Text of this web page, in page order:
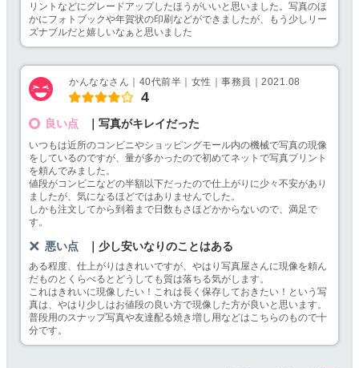
リントなどにグレードアップしたほうがいいと思いました。写真のほ
かにフォトブックや年賀状の印刷などができましたが、もう少しリー
ズナブルだと嬉しいなぁと思いました
かんななさん｜40代前半｜女性｜事務員｜2021.08
4
良い点 ｜写真がキレイだった
いつもは近所のコンビニやショッピングモール内の機械で写真の現像
をしているのですが、量が多かったので初めてネットで写真プリント
を頼んでみました。
値段がコンビニなどの半額以下だったので仕上がりに少々不安があり
ましたが、気になるほどではありませんでした。
しかも注文してから到着まで日数もさほどかからないので、満足で
す。
悪い点 ｜少し安いなりのことはある
ある程度、仕上がりはきれいですが、やはり写真屋さんに現像を頼ん
だものとくらべるとどうしても質は落ちる気がします。
これはきれいに現像したい！これは長く保存しておきたい！という写
真は、やはり少しはお値段の良い方で現像した方が良いと思います。
普段用のスナップ写真や友達配る焼き増し用などはこちらのもので十
分です。